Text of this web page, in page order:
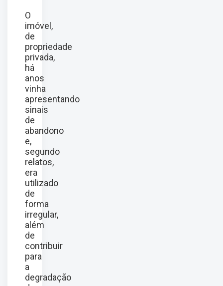
O
imóvel,
de
propriedade
privada,
há
anos
vinha
apresentando
sinais
de
abandono
e,
segundo
relatos,
era
utilizado
de
forma
irregular,
além
de
contribuir
para
a
degradação